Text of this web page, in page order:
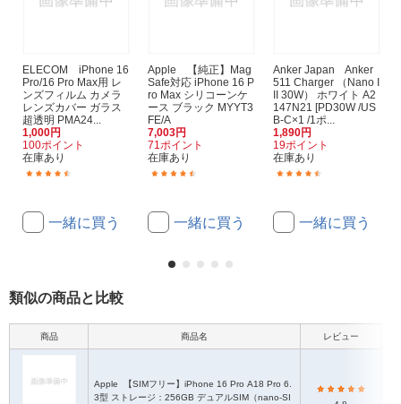
ELECOM iPhone 16
Pro/16 Pro Max用 レ
ンズフィルム カメラ
レンズカバー ガラス
超透明 PMA24...
1,000円
100ポイント
在庫あり
一緒に買う
Apple 【純正】Mag
Safe対応 iPhone 16 P
ro Max シリコーンケ
ース ブラック MYYT3
FE/A
7,003円
71ポイント
在庫あり
一緒に買う
Anker Japan Anker
511 Charger （Nano I
II 30W） ホワイト A2
147N21 [PD30W /US
B-C×1 /1ポ...
1,890円
19ポイント
在庫あり
一緒に買う
類似の商品と比較
商品 商品名 レビュー
Apple
3型 ストレージ：256GB デュアルSIM（nano-SI